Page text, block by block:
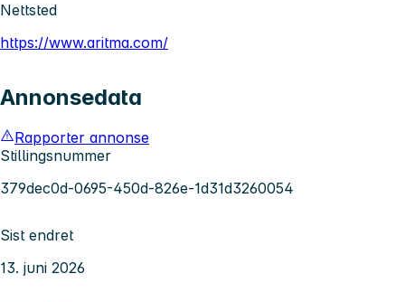
Nettsted
https://www.aritma.com/
Annonsedata
Rapporter annonse
Stillingsnummer
379dec0d-0695-450d-826e-1d31d3260054
Sist endret
13. juni 2026